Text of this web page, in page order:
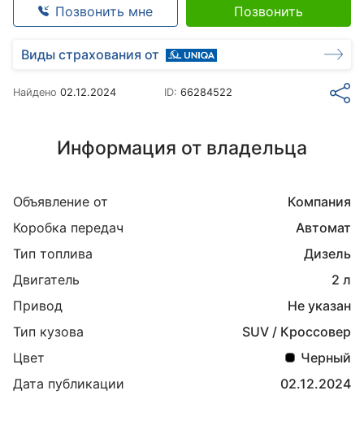
Позвонить мне Позвонить
Виды страхования от
Найдено 02.12.2024 ID:66284522
Информация от владельца
Объявление от
Компания
Коробка передач
Автомат
Тип топлива
Дизель
Двигатель
2 л
Привод
Не указан
Тип кузова
SUV / Кроссовер
Цвет
Черный
Дата публикации
02.12.2024